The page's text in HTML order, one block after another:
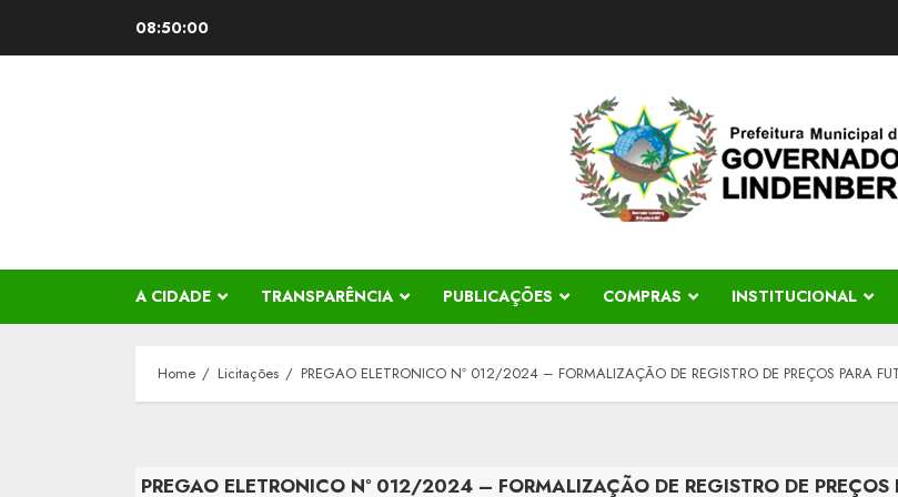
08:50:00
A CIDADE TRANSPARÊNCIA PUBLICAÇÕES COMPRAS INSTITUCIONAL
Home Licitações PREGAO ELETRONICO Nº 012/2024 – FORMALIZAÇÃO DE REGISTRO DE PREÇOS PARA
PREGAO ELETRONICO Nº 012/2024 – FORMALIZAÇÃO DE REGISTRO DE